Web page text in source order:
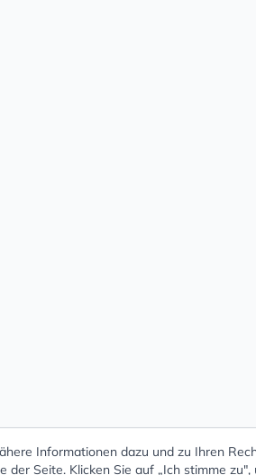
Informationen dazu und zu Ihren
der Seite. Klicken Sie auf „Ich stimme